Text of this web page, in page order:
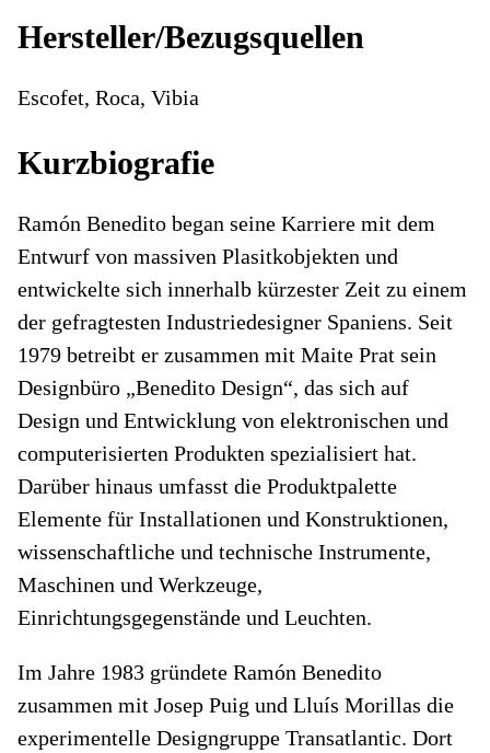
Hersteller/Bezugsquellen
Escofet, Roca, Vibia
Kurzbiografie
Ramón Benedito began seine Karriere mit dem
Entwurf von massiven Plasitkobjekten und
entwickelte sich innerhalb kürzester Zeit zu einem
der gefragtesten Industriedesigner Spaniens. Seit
1979 betreibt er zusammen mit Maite Prat sein
Designbüro „Benedito Design“, das sich auf
Design und Entwicklung von elektronischen und
computerisierten Produkten spezialisiert hat.
Darüber hinaus umfasst die Produktpalette
Elemente für Installationen und Konstruktionen,
wissenschaftliche und technische Instrumente,
Maschinen und Werkzeuge,
Einrichtungsgegenstände und Leuchten.
Im Jahre 1983 gründete Ramón Benedito
zusammen mit Josep Puig und Lluís Morillas die
experimentelle Designgruppe Transatlantic. Dort